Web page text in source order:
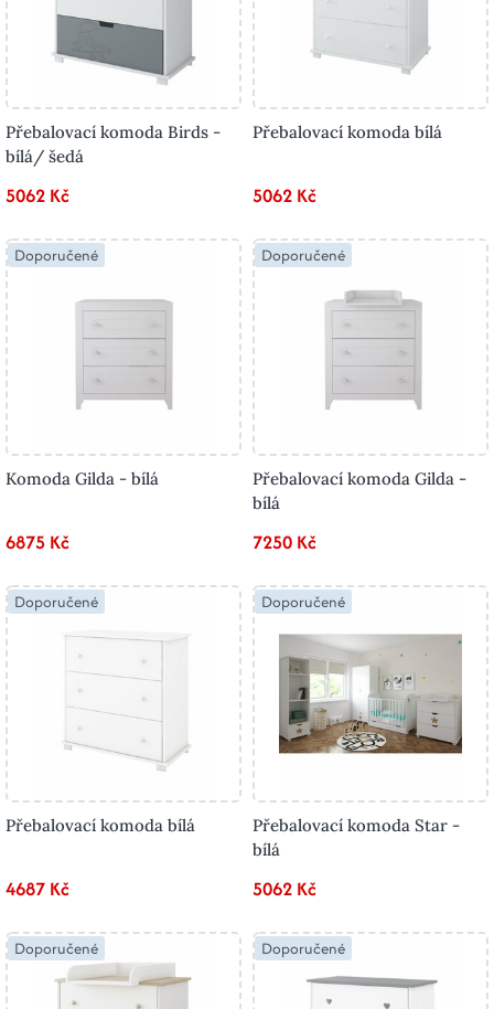
Přebalovací komoda Birds -
bílá/ šedá
5062 Kč
Přebalovací komoda bílá
5062 Kč
Doporučené
Komoda Gilda - bílá
6875 Kč
Doporučené
Přebalovací komoda Gilda -
bílá
7250 Kč
Doporučené
Přebalovací komoda bílá
4687 Kč
Doporučené
Přebalovací komoda Star -
bílá
5062 Kč
Doporučené Doporučené